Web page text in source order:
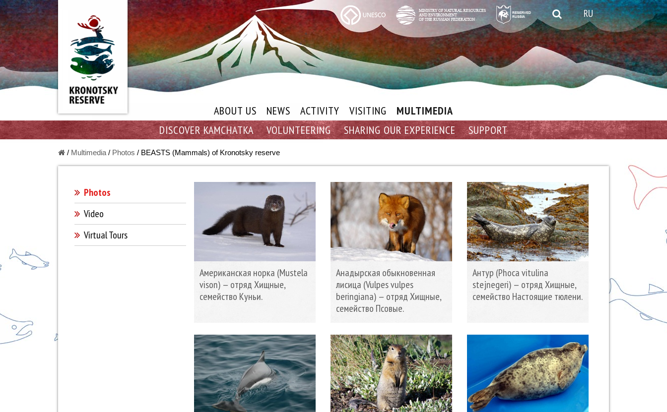
RU
ABOUT US NEWS ACTIVITY VISITING
MULTIMEDIA
DISCOVER KAMCHATKA
VOLUNTEERING SHARING OUR EXPERIENCE SUPPORT
/ Multimedia / Photos / BEASTS (Mammals) of Kronotsky reserve
Photos
Video
Virtual Tours
Американская норка (Mustela
vison) — отряд Хищные,
семейство Куньи.
Анадырская обыкновенная
лисица (Vulpes vulpes
beringiana) — отряд Хищные,
семейство Псовые.
Антур (Phoca vitulina
stejnegeri) — отряд Хищные,
семейство Настоящие тюлени.